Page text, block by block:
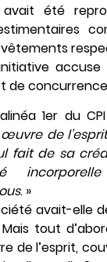
été
de
alinéa 1er du
œuvre de
fait de sa
. »
avait-elle
tout
de l’esprit,